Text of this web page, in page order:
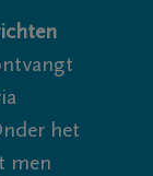
het
men